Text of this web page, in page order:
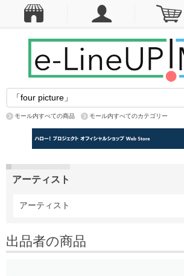
モール内すべての商品 モール内すべてのカテゴリー
アーティスト
アーティスト
出品者の商品